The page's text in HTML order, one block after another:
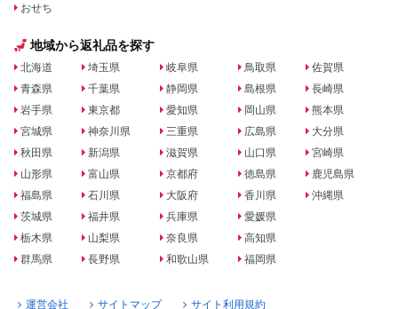
おせち
地域から返礼品を探す
北海道
青森県
岩手県
宮城県
秋田県
山形県
福島県
茨城県
栃木県
群馬県
埼玉県
千葉県
東京都
神奈川県
新潟県
富山県
石川県
福井県
山梨県
長野県
岐阜県
静岡県
愛知県
三重県
滋賀県
京都府
大阪府
兵庫県
奈良県
和歌山県
鳥取県
島根県
岡山県
広島県
山口県
徳島県
香川県
愛媛県
高知県
福岡県
佐賀県
長崎県
熊本県
大分県
宮崎県
鹿児島県
沖縄県
運営会社 サイトマップ サイト利用規約